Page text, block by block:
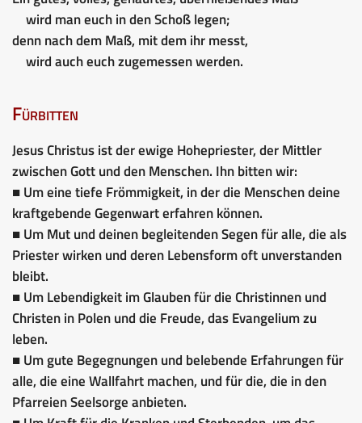
wird man euch in den Schoß legen;
denn nach dem Maß, mit dem ihr messt,
wird auch euch zugemessen werden.
Fürbitten
Jesus Christus ist der ewige Hohepriester, der Mittler
zwischen Gott und den Menschen. Ihn bitten wir:
■ Um eine tiefe Frömmigkeit, in der die Menschen deine
kraftgebende Gegenwart erfahren können.
■ Um Mut und deinen begleitenden Segen für alle, die als
Priester wirken und deren Lebensform oft unverstanden
bleibt.
■ Um Lebendigkeit im Glauben für die Christinnen und
Christen in Polen und die Freude, das Evangelium zu
leben.
■ Um gute Begegnungen und belebende Erfahrungen für
alle, die eine Wallfahrt machen, und für die, die in den
Pfarreien Seelsorge anbieten.